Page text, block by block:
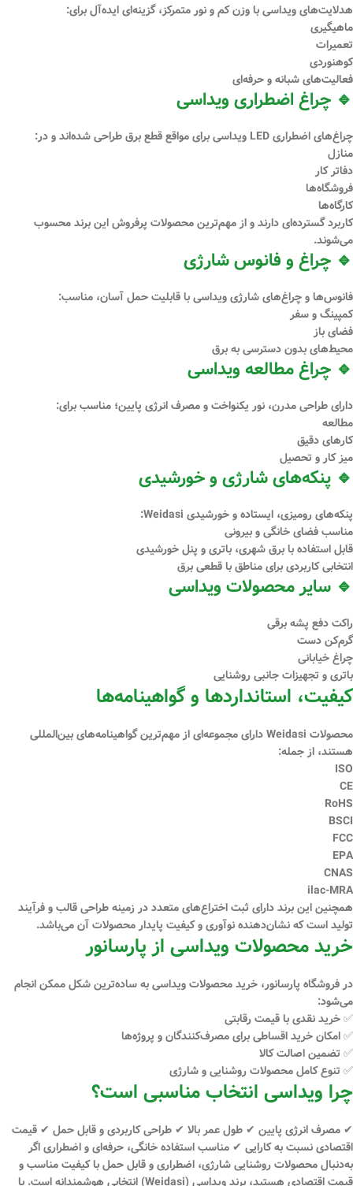
هدلایت‌های ویداسی با وزن کم و نور متمرکز، گزینه‌ای ایده‌آل برای:
ماهیگیری
تعمیرات
کوهنوردی
فعالیت‌های شبانه و حرفه‌ای
🔹 چراغ اضطراری ویداسی
چراغ‌های اضطراری LED ویداسی برای مواقع قطع برق طراحی شده‌اند و در:
منازل
دفاتر کار
فروشگاه‌ها
کارگاه‌ها
کاربرد گسترده‌ای دارند و از مهم‌ترین محصولات پرفروش این برند محسوب
می‌شوند.
🔹 چراغ و فانوس شارژی
فانوس‌ها و چراغ‌های شارژی ویداسی با قابلیت حمل آسان، مناسب:
کمپینگ و سفر
فضای باز
محیط‌های بدون دسترسی به برق
🔹 چراغ مطالعه ویداسی
دارای طراحی مدرن، نور یکنواخت و مصرف انرژی پایین؛ مناسب برای:
مطالعه
کارهای دقیق
میز کار و تحصیل
🔹 پنکه‌های شارژی و خورشیدی
پنکه‌های رومیزی، ایستاده و خورشیدی Weidasi:
مناسب فضای خانگی و بیرونی
قابل استفاده با برق شهری، باتری و پنل خورشیدی
انتخابی کاربردی برای مناطق با قطعی برق
🔹 سایر محصولات ویداسی
راکت دفع پشه برقی
گرم‌کن دست
چراغ خیابانی
باتری و تجهیزات جانبی روشنایی
کیفیت، استانداردها و گواهینامه‌ها
محصولات Weidasi دارای مجموعه‌ای از
مهم‌ترین گواهینامه‌های بین‌المللی
هستند، از جمله:
ISO
CE
RoHS
BSCI
FCC
EPA
CNAS
ilac-MRA
همچنین این برند دارای ثبت اختراع‌های متعدددر زمینه طراحی قالب و فرآیند
تولید است که نشان‌دهنده نوآوری و کیفیت پایدار محصولات آن می‌باشد.
خرید محصولات ویداسی از پارسانور
در فروشگاه پارسانور، خرید محصولات ویداسی به ساده‌ترین شکل ممکن انجام
می‌شود:
✅ خریدنقدیبا قیمت رقابتی
✅ امکانخرید اقساطیبرای مصرف‌کنندگان و پروژه‌ها
✅ تضمین اصالت کالا
✅ تنوع کامل محصولات روشنایی و شارژی
چرا ویداسی انتخاب مناسبی است؟
✔ مصرف انرژی پایین ✔ طول عمر بالا ✔ طراحی کاربردی و قابل حمل ✔ قیمت
اقتصادی نسبت به کارایی ✔ مناسب استفاده خانگی، حرفه‌ای و اضطراری اگر
به‌دنبالمحصولات روشنایی شارژی، اضطراری و قابل حملبا کیفیت مناسب و
قیمت اقتصادی هستید، برندویداسی (Weidasi) انتخابی هوشمندانه است. با